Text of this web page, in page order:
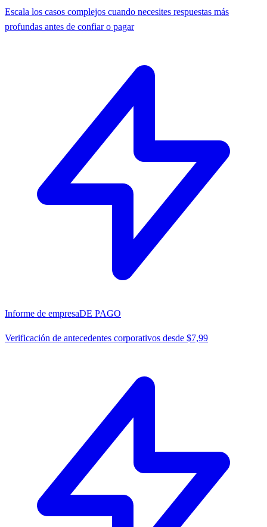
Escala los casos complejos cuando necesites respuestas más
profundas antes de confiar o pagar
Informe de empresaDE PAGO
Verificación de antecedentes corporativos desde $7,99